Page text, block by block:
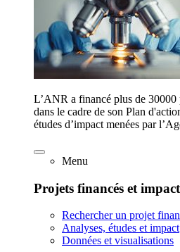
L’ANR a financé plus de 30000
dans le cadre de son Plan
études d’impact menées par
Menu
Projets financés et impact
Rechercher un projet
Analyses, études et impact
Données et visualisations